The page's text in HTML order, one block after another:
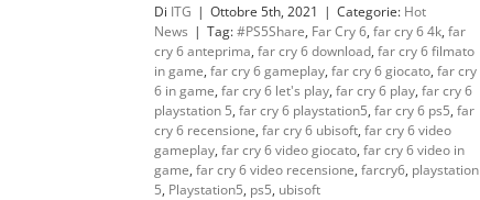
Di ITG | Ottobre 5th, 2021 | Categorie: Hot
News | Tag:#PS5Share, Far Cry 6, far cry 6 4k, far
cry 6 anteprima, far cry 6 download, far cry 6 filmato
in game, far cry 6 gameplay, far cry 6 giocato, far cry
6 in game, far cry 6 let's play, far cry 6 play, far cry 6
playstation 5, far cry 6 playstation5, far cry 6 ps5, far
cry 6 recensione, far cry 6 ubisoft, far cry 6 video
gameplay, far cry 6 video giocato, far cry 6 video in
game, far cry 6 video recensione, farcry6, playstation
5, Playstation5, ps5, ubisoft